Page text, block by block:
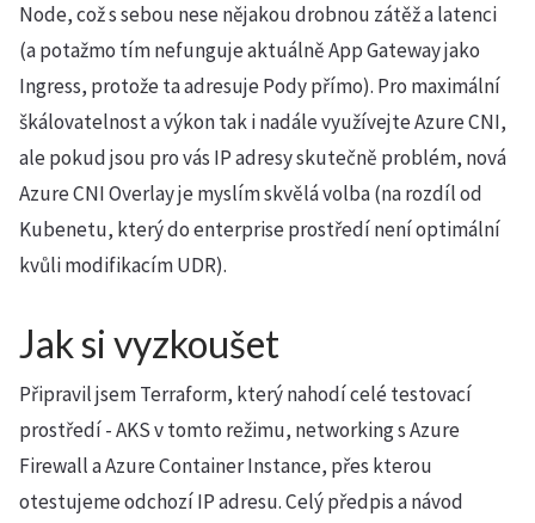
Node, což s sebou nese nějakou drobnou zátěž a latenci
(a potažmo tím nefunguje aktuálně App Gateway jako
Ingress, protože ta adresuje Pody přímo). Pro maximální
škálovatelnost a výkon tak i nadále využívejte Azure CNI,
ale pokud jsou pro vás IP adresy skutečně problém, nová
Azure CNI Overlay je myslím skvělá volba (na rozdíl od
Kubenetu, který do enterprise prostředí není optimální
kvůli modifikacím UDR).
Jak si vyzkoušet
Připravil jsem Terraform, který nahodí celé testovací
prostředí - AKS v tomto režimu, networking s Azure
Firewall a Azure Container Instance, přes kterou
otestujeme odchozí IP adresu. Celý předpis a návod